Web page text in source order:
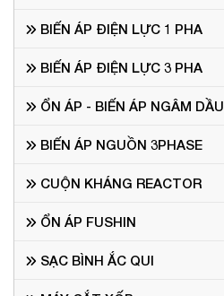
BIẾN ÁP ĐIỆN LỰC 1 PHA
BIẾN ÁP ĐIỆN LỰC 3 PHA
ỔN ÁP - BIẾN ÁP NGÂM DẦU
BIẾN ÁP NGUỒN 3PHASE
CUỘN KHÁNG REACTOR
ỔN ÁP FUSHIN
SẠC BÌNH ẮC QUI